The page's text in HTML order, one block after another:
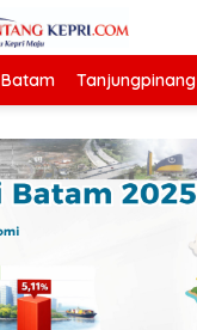
Batam Tanjungpinang